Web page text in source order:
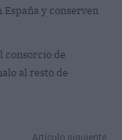
y conserven
consorcio de
al resto de
Artículo siguiente